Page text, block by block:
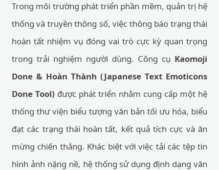
Trong môi trường phát triển phần mềm, quản trị hệ
thống và truyền thông số, việc thông báo trạng thái
hoàn tất nhiệm vụ đóng vai trò cực kỳ quan trọng
trong trải nghiệm người dùng. Công cụ Kaomoji
Done & Hoàn Thành (Japanese Text Emoticons
Done Tool) được phát triển nhằm cung cấp một hệ
thống thư viện biểu tượng văn bản tối ưu hóa, biểu
đạt các trạng thái hoàn tất, kết quả tích cực và ăn
mừng chiến thắng. Khác biệt với việc tải các tệp tin
hình ảnh nặng nề, hệ thống sử dụng định dạng văn